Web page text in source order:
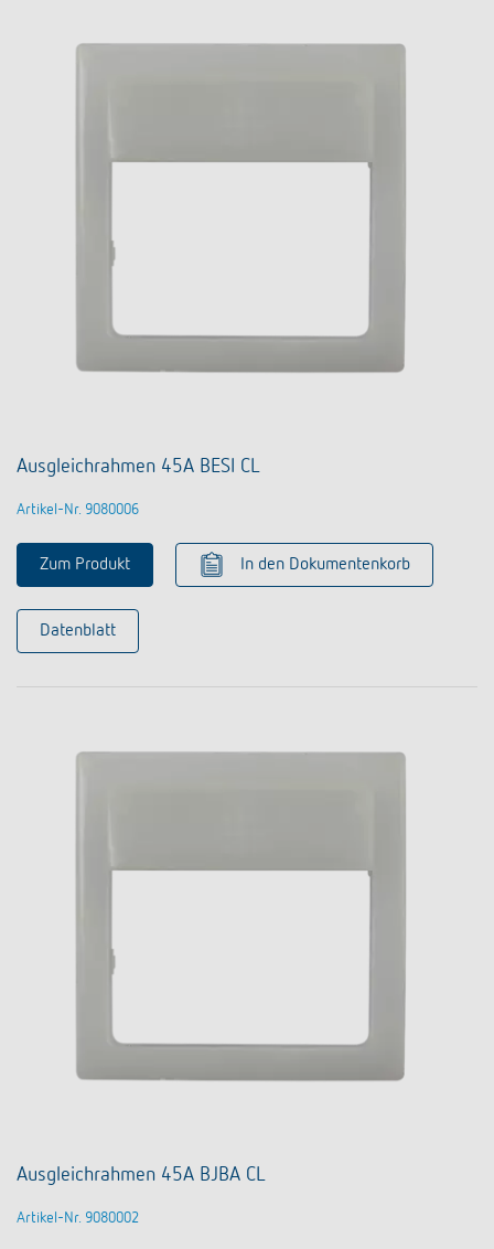
Ausgleichrahmen 45A BESI CL
Artikel-Nr. 9080006
Zum Produkt In den Dokumentenkorb
Datenblatt
Ausgleichrahmen 45A BJBA CL
Artikel-Nr. 9080002